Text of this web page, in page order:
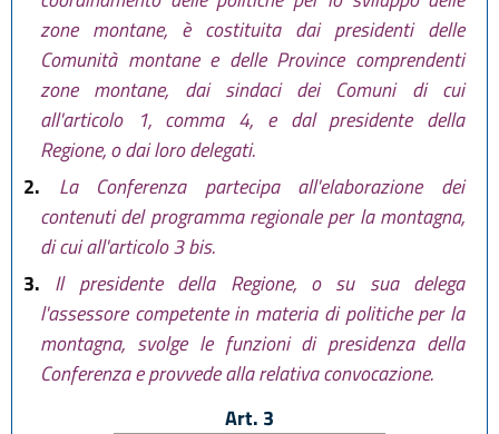
zone montane, è costituita dai presidenti delle
Comunità montane e delle Province comprendenti
zone montane, dai sindaci dei Comuni di cui
all'articolo 1, comma 4, e dal presidente della
Regione, o dai loro delegati.
2. La Conferenza partecipa all'elaborazione dei
contenuti del programma regionale per la montagna,
di cui all'articolo 3 bis.
3. Il presidente della Regione, o su sua delega
l'assessore competente in materia di politiche per la
montagna, svolge le funzioni di presidenza della
Conferenza e provvede alla relativa convocazione.
Art. 3